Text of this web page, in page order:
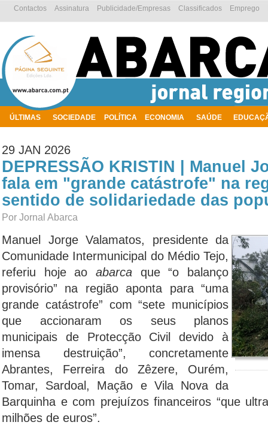
ÚLTIMAS SOCIEDADE POLÍTICA ECONOMIA SAÚDE
Emprego
Classificados
Publicidade/Empresas
Assinatura
Contactos
29 JAN 2026
DEPRESSÃO KRISTIN | Manuel
fala em "grande catástrofe" na
sentido de solidariedade das
Por Jornal Abarca
Manuel Jorge Valamatos, presidente da
Comunidade Intermunicipal do Médio Tejo,
referiu hoje ao abarca que “o balanço
provisório” na região aponta para “uma
grande catástrofe” com “sete municípios
que accionaram os seus planos
municipais de Protecção Civil devido à
imensa destruição”, concretamente
Abrantes, Ferreira do Zêzere, Ourém,
Tomar, Sardoal, Mação e Vila Nova da
Barquinha e com prejuízos financeiros “que
milhões de euros”.